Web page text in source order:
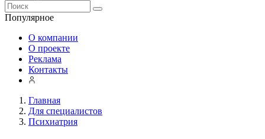
Популярное
О компании
О проекте
Реклама
Контакты
Главная
Для специалистов
Психиатрия